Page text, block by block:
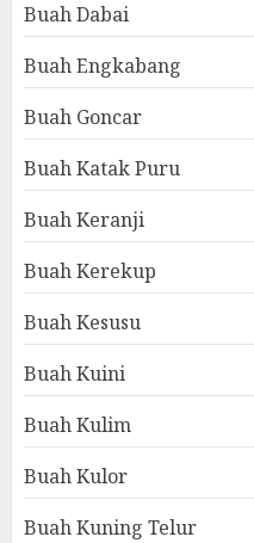
Buah Dabai
Buah Engkabang
Buah Goncar
Buah Katak Puru
Buah Keranji
Buah Kerekup
Buah Kesusu
Buah Kuini
Buah Kulim
Buah Kulor
Buah Kuning Telur